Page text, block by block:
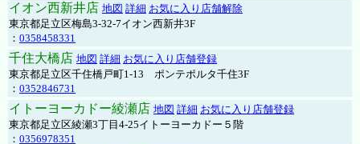
イオン西新井店 地図 詳細 お気に入り店舗解除
東京都足立区梅島3-32-7イオン西新井3F
： 0358458331
千住大橋店 地図 詳細 お気に入り店舗登録
東京都足立区千住橋戸町1-13 ポンテポルタ千住3F
： 0352846731
イトーヨーカドー綾瀬店 地図 詳細 お気に入り店舗登録
東京都足立区綾瀬3丁目4-25イトーヨーカドー５階
： 0356978351